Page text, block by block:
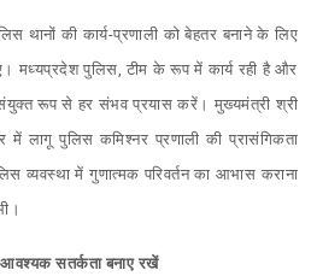
थानों की कार्य-प्रणाली को बेहतर बनाने के लिए
मध्यप्रदेश पुलिस, टीम के रूप में कार्य रही है और
संयुक्त रूप से हर संभव प्रयास करें। मुख्यमंत्री श्री
में लागू पुलिस कमिश्नर प्रणाली की प्रासंगिकता
व्यवस्था में गुणात्मक परिवर्तन का आभास कराना
आवश्यक सतर्कता बनाए रखें